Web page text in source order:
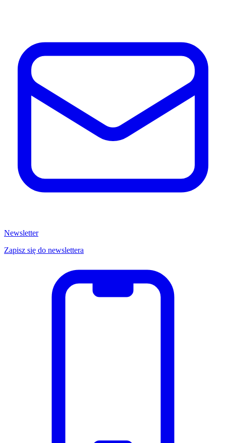
Newsletter
Zapisz się do newslettera